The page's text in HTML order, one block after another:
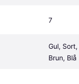
7
Gul,
Brun, Blå